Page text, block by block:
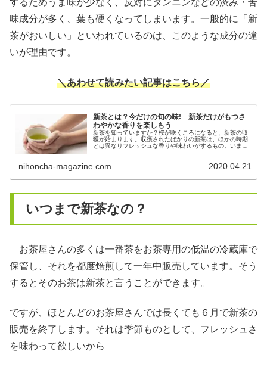
するためうま味が少なく、反対にタンニンなどの渋み・苦
味成分が多く、葉も硬くなってしまいます。一般的に「新
茶がおいしい」といわれているのは、このような成分の違
いが理由です。
＼あわせて読みたい記事はこちら／
新茶とは？今だけの旬の味! 新茶だけがもつさ
わやかな香りを楽しもう
新茶を知っていますか？桜が咲くころになると、新茶の収
獲が始まります。収獲されたばかりの新茶は、ほかの時期
とは異なりフレッシュな香りや味わいがするもの。いまだ
nihoncha-magazine.com 2020.04.21
いつまで新茶なの？
お茶屋さんの多くは一番茶をお茶専用の低温の冷蔵庫で
保管し、それを都度焙煎して一年中販売しています。そう
するとそのお茶は新茶と言うことができます。
ですが、ほとんどのお茶屋さんでは長くても６月で新茶の
販売を終了します。それは季節ものとして、フレッシュさ
を味わって欲しいから